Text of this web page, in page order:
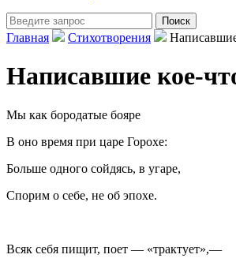
Главная Стихотворения
Написавшие кое-
Мы как бородатые бояре
В оно время при царе Горохе:
Больше одного сойдясь, в угаре,
Спорим о себе, не об эпохе.
Всяк себя пищит, поет — «трактует»,—